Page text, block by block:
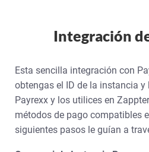
Integración
Esta sencilla integración con
obtengas el ID de la instancia y
Payrexx y los utilices en
métodos de pago compatibles
siguientes pasos le guían a